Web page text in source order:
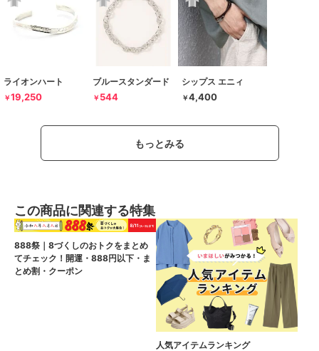
ライオンハート
￥19,250
ブルースタンダード
￥ 544
シップス エニィ
￥4,400
もっとみる
この商品に関連する特集
888祭｜8づくしのおトクをまとめ
てチェック！開運・888円以下・ま
とめ割・クーポン
人気アイテムランキング